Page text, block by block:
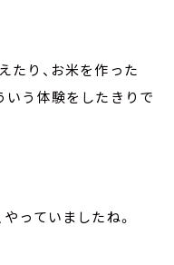
たり、お米を作った
いう体験をしたきりで
っていましたね。